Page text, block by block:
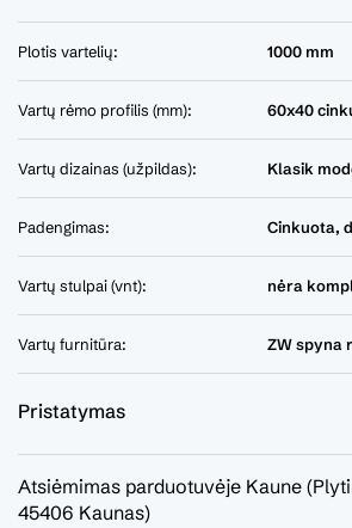
Plotis vartelių: 1000 mm
Vartų rėmo profilis (mm): 60x40
Vartų dizainas (užpildas): Klasik
Padengimas: Cinkuota,
Vartų stulpai (vnt): nėra
Vartų furnitūra: ZW spyna
Pristatymas
Atsiėmimas parduotuvėje Kaune
45406 Kaunas)